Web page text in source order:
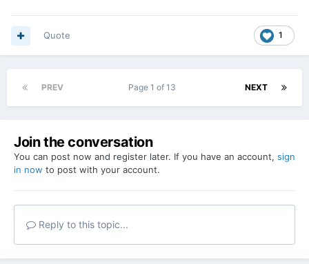
1
Quote
PREV NEXT
Page 1 of 13
Join the conversation
You can post now and register later. If you have an account, sign
in now to post with your account.
Reply to this topic...